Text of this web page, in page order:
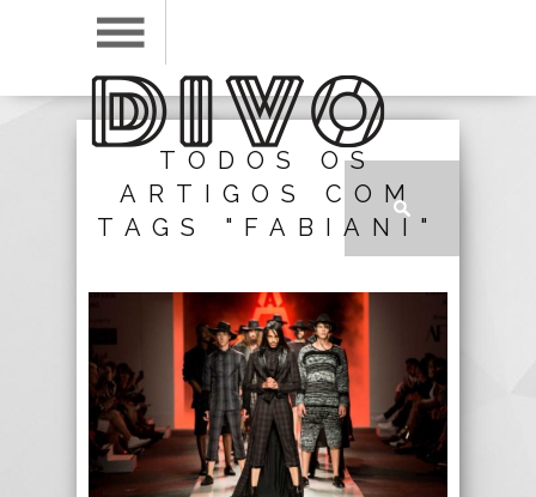
TODOS OS
ARTIGOS COM
TAGS "FABIANI"